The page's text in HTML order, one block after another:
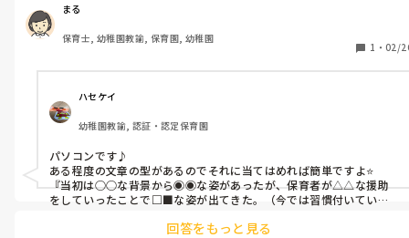
まる
保育士, 幼稚園教諭, 保育園, 幼稚園
1 ・ 02/
ハセケイ
幼稚園教諭, 認証・認定保育園
パソコンです♪
ある程度の文章の型があるのでそれに当てはめれば簡単ですよ⭐️
『当初は○○な背景から◉◉な姿があったが、保育者が△△な援助
をしていったことで□■な姿が出てきた。（今では習慣付いてい
回答をもっと見る